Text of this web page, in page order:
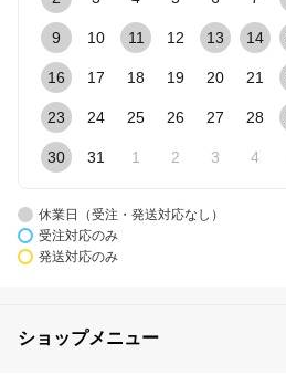
9 10 11 12 13 14
16 17 18 19 20 21
23 24 25 26 27 28
30 31 1 2 3 4
休業日（受注・発送対応なし）
受注対応のみ
発送対応のみ
ショップメニュー